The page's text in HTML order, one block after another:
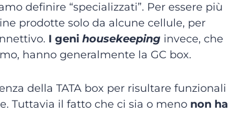
definire “specializzati”. Per essere più
prodotte solo da alcune cellule, per
I geni housekeeping invece, che
hanno generalmente la GC box.
della TATA box per risultare funzionali
Tuttavia il fatto che ci sia o meno non ha